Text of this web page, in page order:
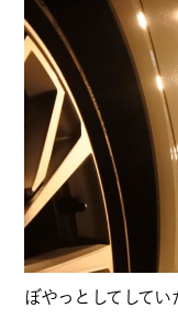
ぼやっとしてしてい